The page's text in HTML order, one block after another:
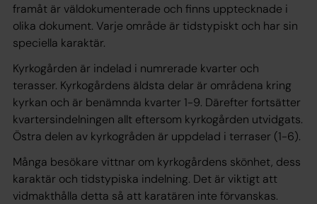
framåt är väldokumenterade och finns upptecknade i
olika dokument. Varje område är tidstypiskt och har sin
speciella karaktär.
Kyrkogården är indelad i numrerade kvarter och
terasser. Kyrkogårdens äldsta delar är områdena kring
kyrkan och är benämnda kvarter 1-9. Därefter fortsätter
kvartersindelningen allt eftersom kyrkogården utvidgats.
Östra delen av kyrkogråden är uppdelad i terraser (1-6).
Många besökare vittnar om kyrkogårdens skönhet, dess
karaktär och tidstypiska indelning. Det är viktigt att
vidmakthålla detta så att karatären inte förvanskas.